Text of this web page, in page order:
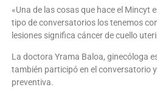
«Una de las cosas que hace el Mincyt
tipo de conversatorios los tenemos
lesiones significa cáncer de cuello
La doctora Yrama Baloa, ginecóloga
también participó en el conversatorio
preventiva.